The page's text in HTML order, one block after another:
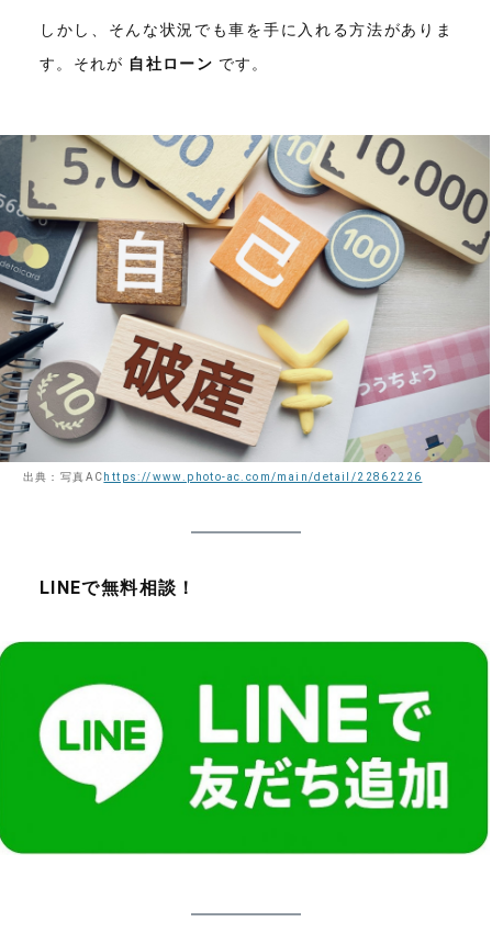
しかし、そんな状況でも車を手に入れる方法がありま
す。それが 自社ローン です。
出典：写真AC https://www.photo-ac.com/main/detail/22862226
LINEで無料相談！